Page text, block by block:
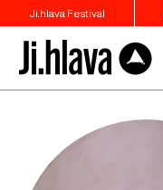
Ji.hlava Festival